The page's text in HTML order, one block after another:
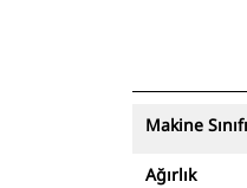
Makine Sınıfı
Ağırlık